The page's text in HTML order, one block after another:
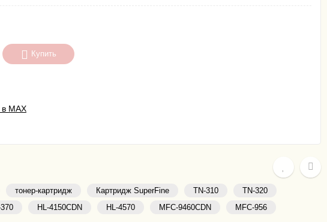
Купить
MAX
тонер-картридж Картридж SuperFine TN-310
TN-320
HL-4150CDN HL-4570 MFC-9460CDN MFC-956